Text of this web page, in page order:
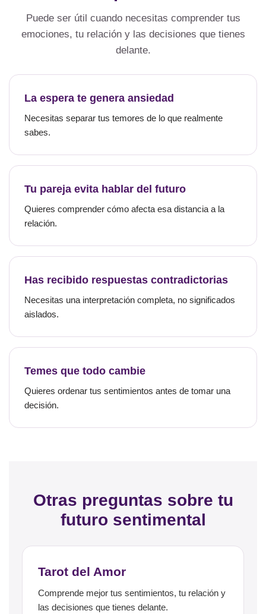
Puede ser útil cuando necesitas comprender tus
emociones, tu relación y las decisiones que tienes
delante.
La espera te genera ansiedad
Necesitas separar tus temores de lo que realmente
sabes.
Tu pareja evita hablar del futuro
Quieres comprender cómo afecta esa distancia a la
relación.
Has recibido respuestas contradictorias
Necesitas una interpretación completa, no significados
aislados.
Temes que todo cambie
Quieres ordenar tus sentimientos antes de tomar una
decisión.
Otras preguntas sobre tu
futuro sentimental
Tarot del Amor
Comprende mejor tus sentimientos, tu relación y
las decisiones que tienes delante.